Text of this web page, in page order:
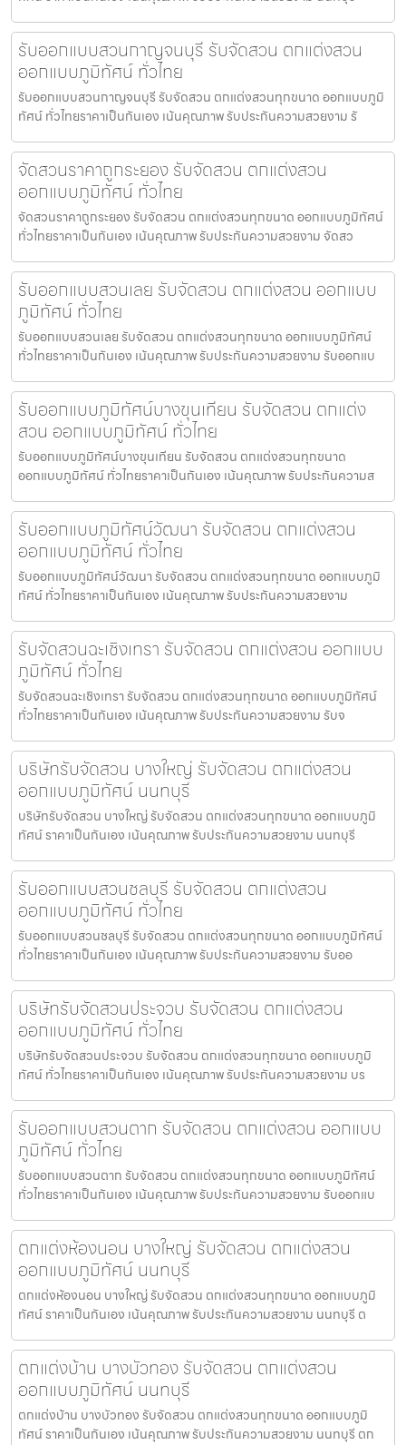
รับออกแบบสวนกาญจนบุรี รับจัดสวน ตกแต่งสวน
ออกแบบภูมิทัศน์ ทั่วไทย
รับออกแบบสวนกาญจนบุรี รับจัดสวน ตกแต่งสวนทุกขนาด ออกแบบภูมิ
ทัศน์ ทั่วไทยราคาเป็นกันเอง เน้นคุณภาพ รับประกันความสวยงาม รั
จัดสวนราคาถูกระยอง รับจัดสวน ตกแต่งสวน
ออกแบบภูมิทัศน์ ทั่วไทย
จัดสวนราคาถูกระยอง รับจัดสวน ตกแต่งสวนทุกขนาด ออกแบบภูมิทัศน์
ทั่วไทยราคาเป็นกันเอง เน้นคุณภาพ รับประกันความสวยงาม จัดสว
รับออกแบบสวนเลย รับจัดสวน ตกแต่งสวน ออกแบบ
ภูมิทัศน์ ทั่วไทย
รับออกแบบสวนเลย รับจัดสวน ตกแต่งสวนทุกขนาด ออกแบบภูมิทัศน์
ทั่วไทยราคาเป็นกันเอง เน้นคุณภาพ รับประกันความสวยงาม รับออกแบ
รับออกแบบภูมิทัศน์บางขุนเทียน รับจัดสวน ตกแต่ง
สวน ออกแบบภูมิทัศน์ ทั่วไทย
รับออกแบบภูมิทัศน์บางขุนเทียน รับจัดสวน ตกแต่งสวนทุกขนาด
ออกแบบภูมิทัศน์ ทั่วไทยราคาเป็นกันเอง เน้นคุณภาพ รับประกันความส
รับออกแบบภูมิทัศน์วัฒนา รับจัดสวน ตกแต่งสวน
ออกแบบภูมิทัศน์ ทั่วไทย
รับออกแบบภูมิทัศน์วัฒนา รับจัดสวน ตกแต่งสวนทุกขนาด ออกแบบภูมิ
ทัศน์ ทั่วไทยราคาเป็นกันเอง เน้นคุณภาพ รับประกันความสวยงาม
รับจัดสวนฉะเชิงเทรา รับจัดสวน ตกแต่งสวน ออกแบบ
ภูมิทัศน์ ทั่วไทย
รับจัดสวนฉะเชิงเทรา รับจัดสวน ตกแต่งสวนทุกขนาด ออกแบบภูมิทัศน์
ทั่วไทยราคาเป็นกันเอง เน้นคุณภาพ รับประกันความสวยงาม รับจ
บริษัทรับจัดสวน บางใหญ่ รับจัดสวน ตกแต่งสวน
ออกแบบภูมิทัศน์ นนทบุรี
บริษัทรับจัดสวน บางใหญ่ รับจัดสวน ตกแต่งสวนทุกขนาด ออกแบบภูมิ
ทัศน์ ราคาเป็นกันเอง เน้นคุณภาพ รับประกันความสวยงาม นนทบุรี
รับออกแบบสวนชลบุรี รับจัดสวน ตกแต่งสวน
ออกแบบภูมิทัศน์ ทั่วไทย
รับออกแบบสวนชลบุรี รับจัดสวน ตกแต่งสวนทุกขนาด ออกแบบภูมิทัศน์
ทั่วไทยราคาเป็นกันเอง เน้นคุณภาพ รับประกันความสวยงาม รับออ
บริษัทรับจัดสวนประจวบ รับจัดสวน ตกแต่งสวน
ออกแบบภูมิทัศน์ ทั่วไทย
บริษัทรับจัดสวนประจวบ รับจัดสวน ตกแต่งสวนทุกขนาด ออกแบบภูมิ
ทัศน์ ทั่วไทยราคาเป็นกันเอง เน้นคุณภาพ รับประกันความสวยงาม บร
รับออกแบบสวนตาก รับจัดสวน ตกแต่งสวน ออกแบบ
ภูมิทัศน์ ทั่วไทย
รับออกแบบสวนตาก รับจัดสวน ตกแต่งสวนทุกขนาด ออกแบบภูมิทัศน์
ทั่วไทยราคาเป็นกันเอง เน้นคุณภาพ รับประกันความสวยงาม รับออกแบ
ตกแต่งห้องนอน บางใหญ่ รับจัดสวน ตกแต่งสวน
ออกแบบภูมิทัศน์ นนทบุรี
ตกแต่งห้องนอน บางใหญ่ รับจัดสวน ตกแต่งสวนทุกขนาด ออกแบบภูมิ
ทัศน์ ราคาเป็นกันเอง เน้นคุณภาพ รับประกันความสวยงาม นนทบุรี ต
ตกแต่งบ้าน บางบัวทอง รับจัดสวน ตกแต่งสวน
ออกแบบภูมิทัศน์ นนทบุรี
ตกแต่งบ้าน บางบัวทอง รับจัดสวน ตกแต่งสวนทุกขนาด ออกแบบภูมิ
ทัศน์ ราคาเป็นกันเอง เน้นคุณภาพ รับประกันความสวยงาม นนทบุรี ตก